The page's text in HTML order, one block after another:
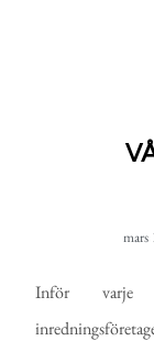
mars
Inför varje